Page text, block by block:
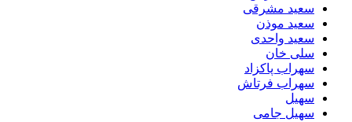
سعید مشرقی
سعید موذن
سعید واحدی
سلی خان
سهراب پاکزاد
سهراب فرتاش
سهیل
سهیل جامی